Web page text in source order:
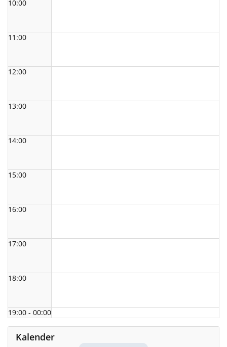
10:00
11:00
12:00
13:00
14:00
15:00
16:00
17:00
18:00
19:00 - 00:00
Kalender